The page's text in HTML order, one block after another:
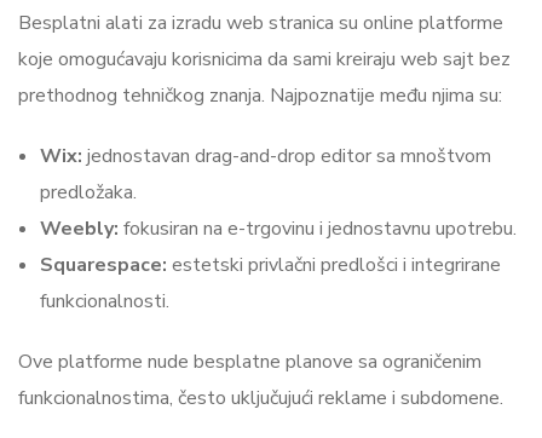
Besplatni alati za izradu web stranica su online platforme
koje omogućavaju korisnicima da sami kreiraju web sajt bez
prethodnog tehničkog znanja. Najpoznatije među njima su:
Wix: jednostavan drag-and-drop editor sa mnoštvom
predložaka.
Weebly: fokusiran na e-trgovinu i jednostavnu upotrebu.
Squarespace: estetski privlačni predlošci i integrirane
funkcionalnosti.
Ove platforme nude besplatne planove sa ograničenim
funkcionalnostima, često uključujući reklame i subdomene.